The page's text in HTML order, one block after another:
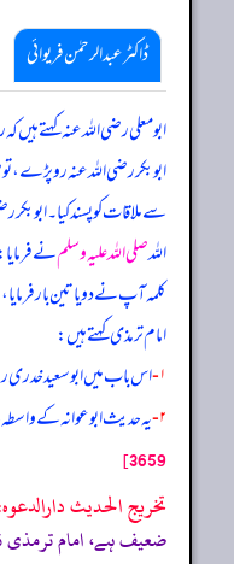
ڈاکٹر عبدالرحمٰن فریوائی
ابومعلی رضی الله عنہ کہتے ہیں کہ
ابوبکر رضی الله عنہ رو
سے ملاقات کو پسند کیا۔
اللہصلی اللہ علیہ وسلمنے فرمایا:
کلمہ آپ نے دو یا تین بار فرمایا،
امام ترمذی کہتے ہیں:
۱- اس باب میں ابو سعید
۲- یہ حدیث ابو عوانہ کے
3659]
تخریج الحدیث دارالدعوہ:
ضعیف ہے، امام